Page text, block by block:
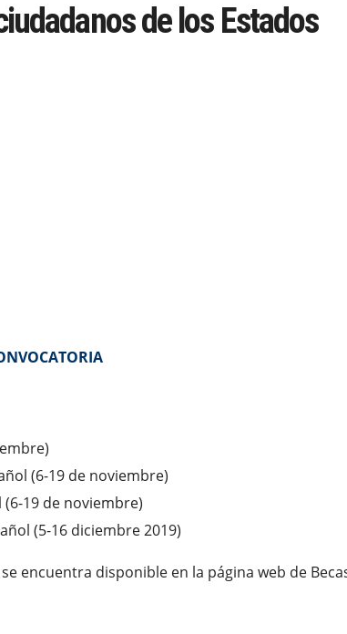
de los Estados
(6-19 de noviembre)
19 de noviembre)
(5-16 diciembre 2019)
encuentra disponible en la página web de